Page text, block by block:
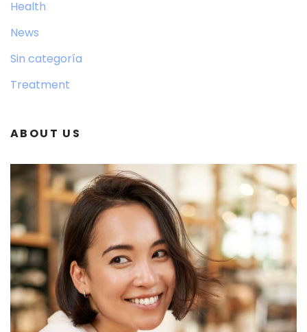
Health
News
Sin categoría
Treatment
ABOUT US